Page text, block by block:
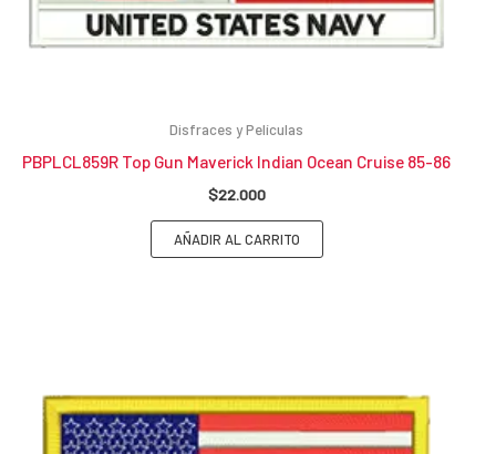
Disfraces y Películas
PBPLCL859R Top Gun Maverick Indian Ocean Cruise 85-86
$22.000
AÑADIR AL CARRITO